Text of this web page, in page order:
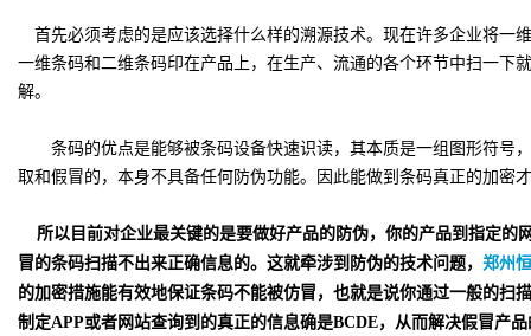
首先必须考虑的是应该选择什么样的溯源技术。现在许多企业将一
一维条码和二维条码印在产品上，在生产、流通的各个环节中扫一下
解。
条码的优点是能够被条码设备快速识读，其本质是一组图形符号
取和假冒的，本身不具备任何防伪功能。因此能做到条码真正的加密
所以目前对企业最关键的是要做好产品的防伪，你的产品到指定的
冒的条码扫描不出来正确信息的。这就牵涉到防伪的技术问题， 郑州
的加密措施能有效地保证条码不能被仿冒，也就是说你通过一般的扫
制定APP或者网站查询到的真正的信息确是BCDE，从而解决假冒产